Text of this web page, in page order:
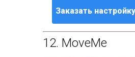
Заказать
12. MoveMe